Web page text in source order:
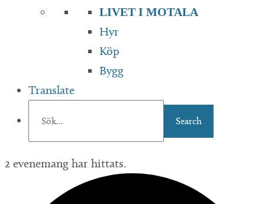
LIVET I MOTALA
Hyr
Köp
Bygg
Translate
2 evenemang har hittats.